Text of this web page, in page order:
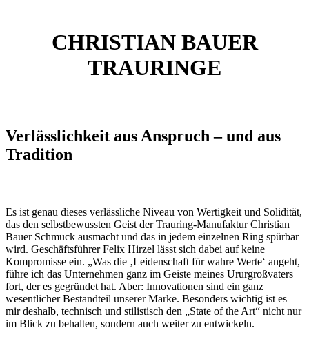
CHRISTIAN BAUER
TRAURINGE
Verlässlichkeit aus Anspruch – und aus
Tradition
Es ist genau dieses verlässliche Niveau von Wertigkeit und Solidität,
das den selbstbewussten Geist der Trauring-Manufaktur Christian
Bauer Schmuck ausmacht und das in jedem einzelnen Ring spürbar
wird. Geschäftsführer Felix Hirzel lässt sich dabei auf keine
Kompromisse ein. „Was die ‚Leidenschaft für wahre Werte‘ angeht,
führe ich das Unternehmen ganz im Geiste meines Ururgroßvaters
fort, der es gegründet hat. Aber: Innovationen sind ein ganz
wesentlicher Bestandteil unserer Marke. Besonders wichtig ist es
mir deshalb, technisch und stilistisch den „State of the Art“ nicht nur
im Blick zu behalten, sondern auch weiter zu entwickeln.